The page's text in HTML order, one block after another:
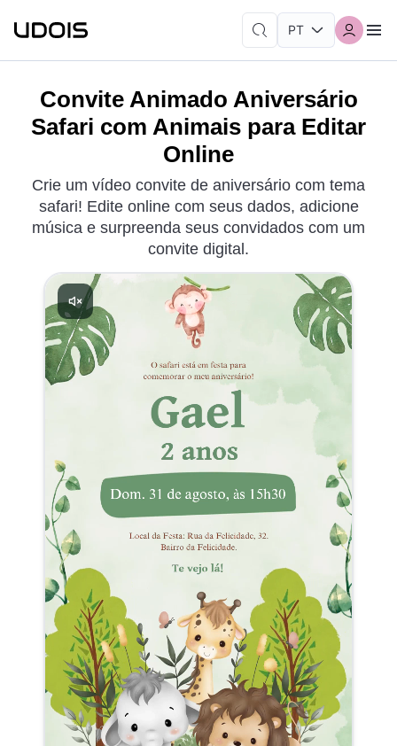
Convite Animado Aniversário
Safari com Animais para Editar
Online
Crie um vídeo convite de aniversário com tema
safari! Edite online com seus dados, adicione
música e surpreenda seus convidados com um
convite digital.